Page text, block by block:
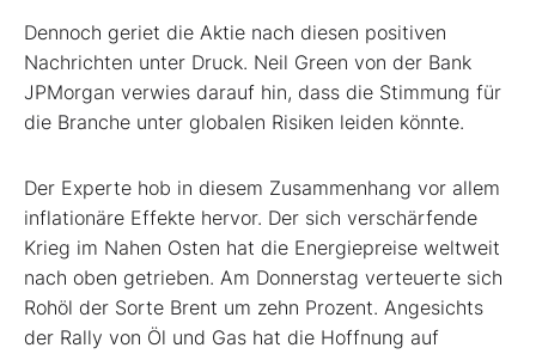
Dennoch geriet die Aktie nach diesen positiven
Nachrichten unter Druck. Neil Green von der Bank
JPMorgan verwies darauf hin, dass die Stimmung für
die Branche unter globalen Risiken leiden könnte.
Der Experte hob in diesem Zusammenhang vor allem
inflationäre Effekte hervor. Der sich verschärfende
Krieg im Nahen Osten hat die Energiepreise weltweit
nach oben getrieben. Am Donnerstag verteuerte sich
Rohöl der Sorte Brent um zehn Prozent. Angesichts
der Rally von Öl und Gas hat die Hoffnung auf